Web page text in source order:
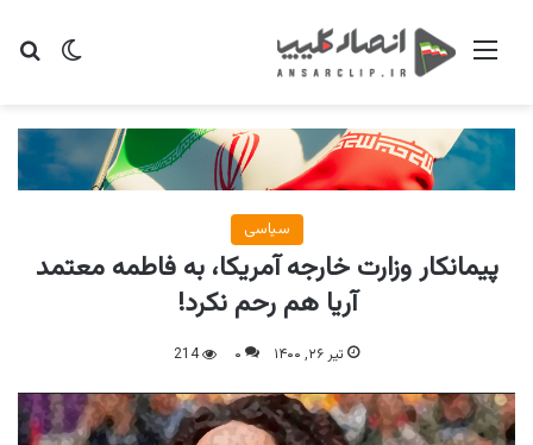
تغییر منو
سیاسی
پیمانکار وزارت خارجه آمریکا، به فاطمه معتمد
آریا هم رحم نکرد!
تیر ۲۶, ۱۴۰۰ ۰ 214
نمایشگر
ویدیو